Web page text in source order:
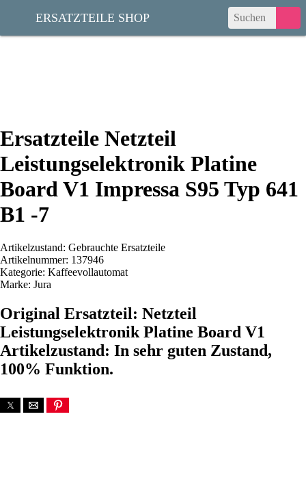
ERSATZTEILE SHOP
Ersatzteile Netzteil
Leistungselektronik Platine
Board V1 Impressa S95 Typ 641
B1 -7
Artikelzustand: Gebrauchte Ersatzteile
Artikelnummer: 137946
Kategorie: Kaffeevollautomat
Marke: Jura
Original Ersatzteil: Netzteil
Leistungselektronik Platine Board V1
Artikelzustand: In sehr guten Zustand,
100% Funktion.